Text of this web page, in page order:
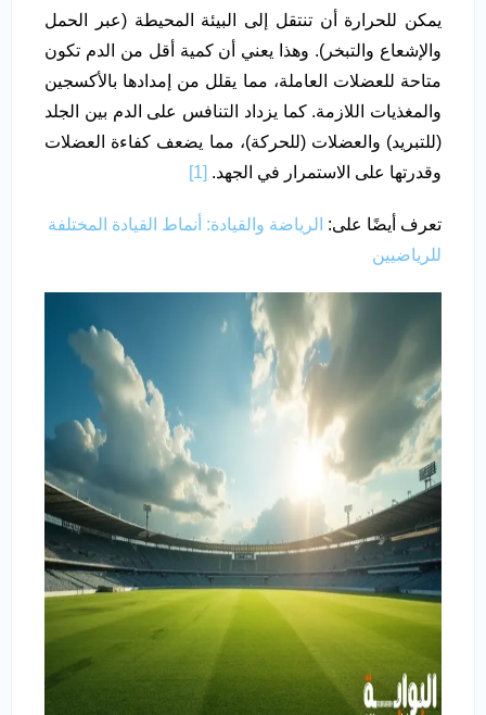
يمكن للحرارة أن تنتقل إلى البيئة المحيطة (عبر الحمل
والإشعاع والتبخر). وهذا يعني أن كمية أقل من الدم تكون
متاحة للعضلات العاملة، مما يقلل من إمدادها بالأكسجين
والمغذيات اللازمة. كما يزداد التنافس على الدم بين الجلد
(للتبريد) والعضلات (للحركة)، مما يضعف كفاءة العضلات
وقدرتها على الاستمرار في الجهد. [1]
تعرف أيضًا على: الرياضة والقيادة: أنماط القيادة المختلفة
للرياضيين